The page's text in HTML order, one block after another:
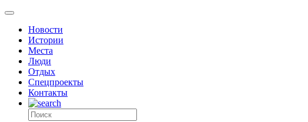
Новости
Истории
Места
Люди
Отдых
Спецпроекты
Контакты